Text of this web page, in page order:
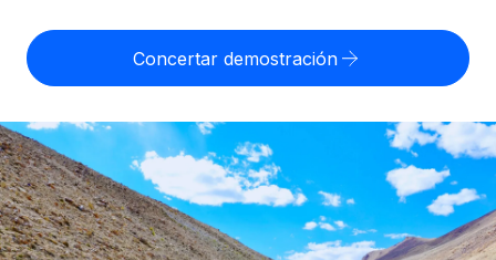
cumpliendo la normativa.
Integra y gestiona a autónomos globalmente.
PEO
Externaliza tareas laborales complejas.
Comparador de Remote
Compáranos con otras empresas.
ETAPAS DE CRECIMIENTO
Startups
Soluciones ágiles de RR. HH. globales y nóminas para
empresas en crecimiento.
cualquier país.
Descubre opciones de divisas y tiempos de pago para
autónomos globales.
APRENDIZAJE CON REMOTE
English
Nederlands
Français
Deutsch
Concertar demostración